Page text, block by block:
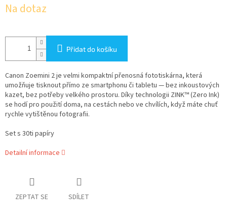
cena:
Na dotaz
Přidat do košíku
Canon Zoemini 2 je velmi kompaktní přenosná fototiskárna, která
umožňuje tisknout přímo ze smartphonu či tabletu — bez inkoustových
kazet, bez potřeby velkého prostoru. Díky technologii ZINK™ (Zero Ink)
se hodí pro použití doma, na cestách nebo ve chvílích, když máte chuť
rychle vytištěnou fotografii.
Set s 30ti papíry
Detailní informace
ZEPTAT SE SDÍLET